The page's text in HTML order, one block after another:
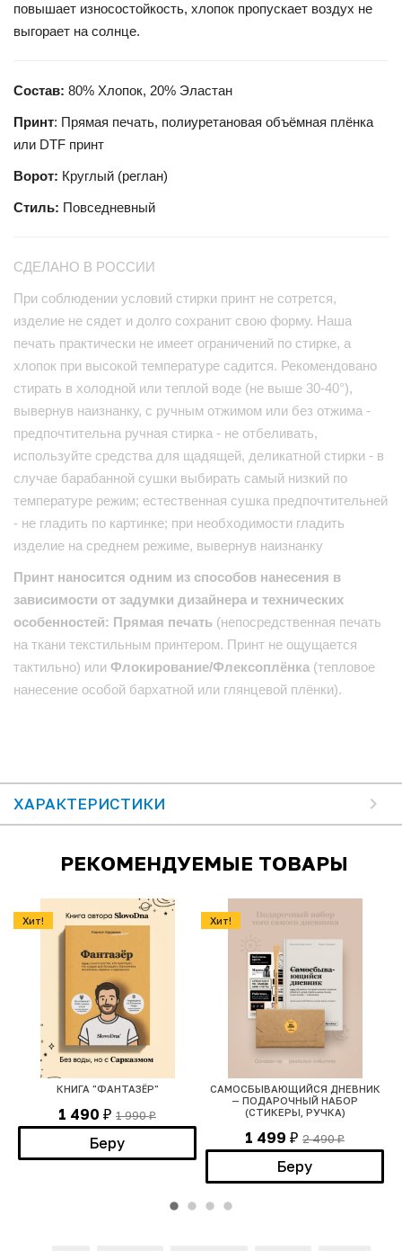
повышает износостойкость, хлопок пропускает воздух не
выгорает на солнце.
Состав: 80% Хлопок, 20% Эластан
Принт: Прямая печать, полиуретановая объёмная плёнка
или DTF принт
Ворот: Круглый (реглан)
Стиль: Повседневный
СДЕЛАНО В РОССИИ
При соблюдении условий стирки принт не сотрется,
изделие не сядет и долго сохранит свою форму. Наша
печать практически не имеет ограничений по стирке, а
хлопок при высокой температуре садится. Рекомендовано
стирать в холодной или теплой воде (не выше 30-40°),
вывернув наизнанку, с ручным отжимом или без отжима -
предпочтительна ручная стирка - не отбеливать,
используйте средства для щадящей, деликатной стирки - в
случае барабанной сушки выбирать самый низкий по
температуре режим; естественная сушка предпочтительней
- не гладить по картинке; при необходимости гладить
изделие на среднем режиме, вывернув наизнанку
Принт наносится одним из способов нанесения в
зависимости от задумки дизайнера и технических
особенностей: Прямая печать (непосредственная печать
на ткани текстильным принтером. Принт не ощущается
тактильно) или Флокирование/Флексоплёнка (тепловое
нанесение особой бархатной или глянцевой плёнки).
ХАРАКТЕРИСТИКИ
РЕКОМЕНДУЕМЫЕ ТОВАРЫ
КНИГА "ФАНТАЗЁР"
1 490 ₽ 1 990₽
Беру
Хит!
САМОСБЫВАЮЩИЙСЯ ДНЕВНИК
— ПОДАРОЧНЫЙ НАБОР
(СТИКЕРЫ, РУЧКА)
1 499 ₽ 2 490₽
Беру
Хит!